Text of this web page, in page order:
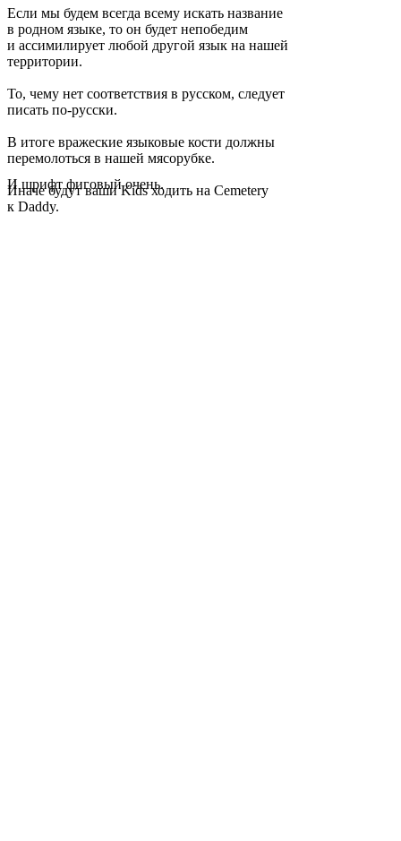
Если мы будем всегда всему искать название
в родном языке, то он будет непобедим
и ассимилирует любой другой язык на нашей
территории.
То, чему нет соответствия в русском, следует
писать по-русски.
В итоге вражеские языковые кости должны
перемолоться в нашей мясорубке.
Иначе будут ваши Kids ходить на Cemetery
к Daddy.
И шрифт фиговый очень.